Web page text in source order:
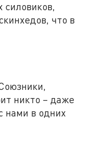
силовиков,
что в
никто – даже
нами в одних